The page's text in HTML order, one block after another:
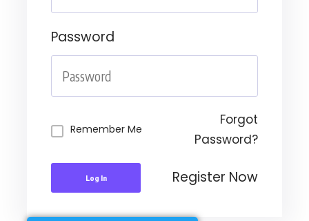
Password
Remember Me
Forgot
Password?
Log In Register Now